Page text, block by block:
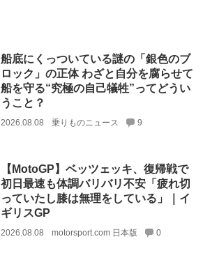
船底にくっついている謎の「銀色のブ
ロック」の正体 わざと自分を腐らせて
船を守る“究極の自己犠牲”ってどうい
うこと？
2026.08.08 乗りものニュース 9
【MotoGP】ベッツェッキ、復帰戦で
初日最速も体調バリバリ不安「疲れ切
っていたし膝は無理をしている」｜イ
ギリスGP
2026.08.08 motorsport.com 日本版 0